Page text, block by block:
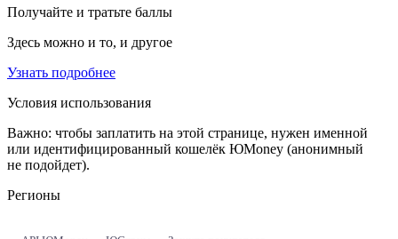
Получайте и тратьте баллы
Здесь можно и то, и другое
Узнать подробнее
Условия использования
Важно: чтобы заплатить на этой странице, нужен именной
или идентифицированный кошелёк ЮMoney (анонимный
не подойдет).
Регионы